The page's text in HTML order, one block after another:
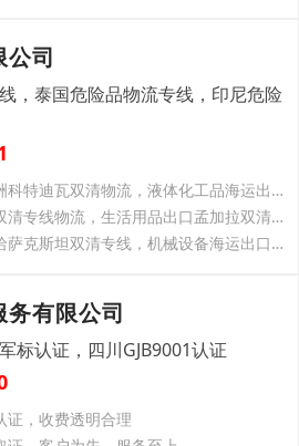
公司
，泰国危险品物流专线，印尼危险
天津服装布料海运出口非洲科特迪瓦双清物流，液体化工品海运出口印度双清专线物流
青岛油漆涂料出口阿联酋双清专线物流，生活用品出口孟加拉双清专线物流
惠州液体化工品陆运出口哈萨克斯坦双清专线，机械设备海运出口孟加拉双清专线物流
有限公司
标认证，四川GJB9001认证
证，收费透明合理